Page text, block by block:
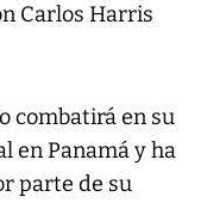
Carlos Harris
combatirá en su
en Panamá y ha
parte de su